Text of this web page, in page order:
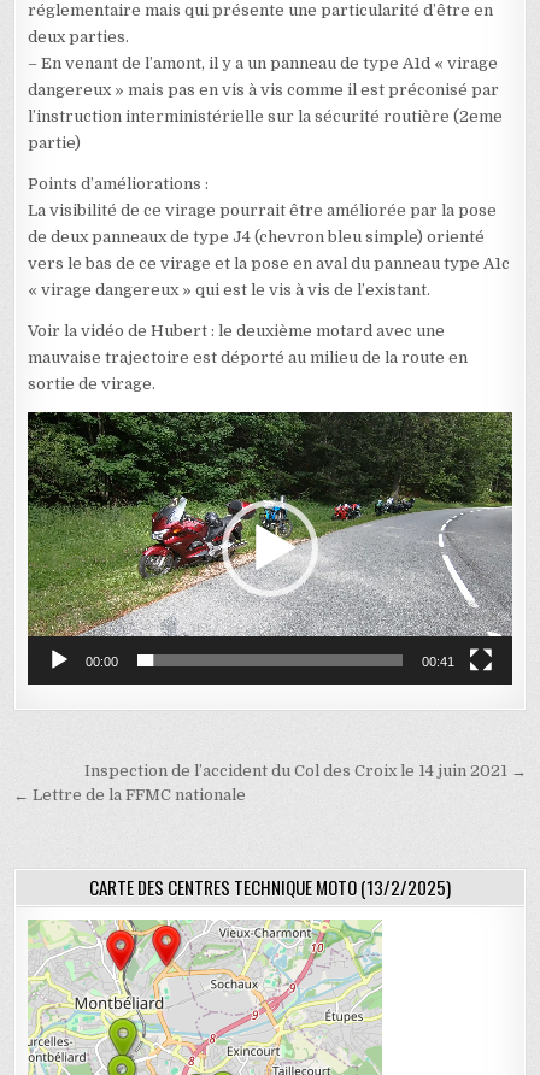
réglementaire mais qui présente une particularité d’être en
deux parties.
– En venant de l’amont, il y a un panneau de type A1d « virage
dangereux » mais pas en vis à vis comme il est préconisé par
l’instruction interministérielle sur la sécurité routière (2eme
partie)
Points d’améliorations :
La visibilité de ce virage pourrait être améliorée par la pose
de deux panneaux de type J4 (chevron bleu simple) orienté
vers le bas de ce virage et la pose en aval du panneau type A1c
« virage dangereux » qui est le vis à vis de l’existant.
Voir la vidéo de Hubert : le deuxième motard avec une
mauvaise trajectoire est déporté au milieu de la route en
sortie de virage.
Lecteur
vidéo
00:00 00:41
Navigation de l’article
Inspection de l’accident du Col des Croix le 14 juin 2021 →
← Lettre de la FFMC nationale
CARTE DES CENTRES TECHNIQUE MOTO (13/2/2025)